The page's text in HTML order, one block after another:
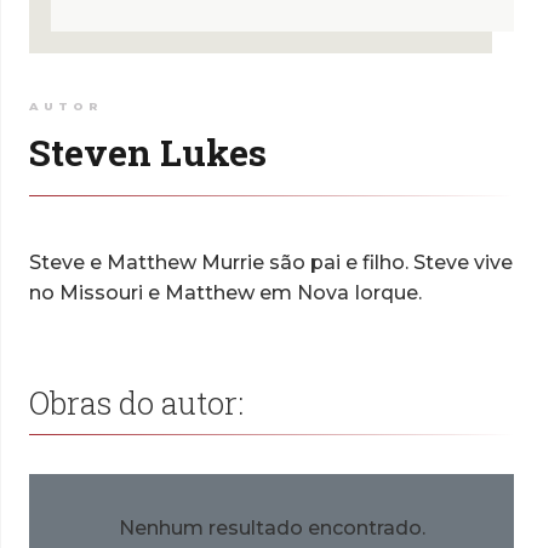
AUTOR
Steven Lukes
Steve e Matthew Murrie são pai e filho. Steve vive
no Missouri e Matthew em Nova Iorque.
Obras do autor:
Nenhum resultado encontrado.